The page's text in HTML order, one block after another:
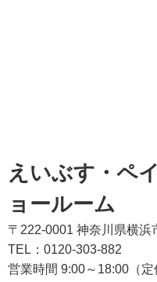
えいぶす・ペ
ョールーム
〒222-0001 神奈川県横浜
TEL：0120-303-882
営業時間 9:00～18:00（定